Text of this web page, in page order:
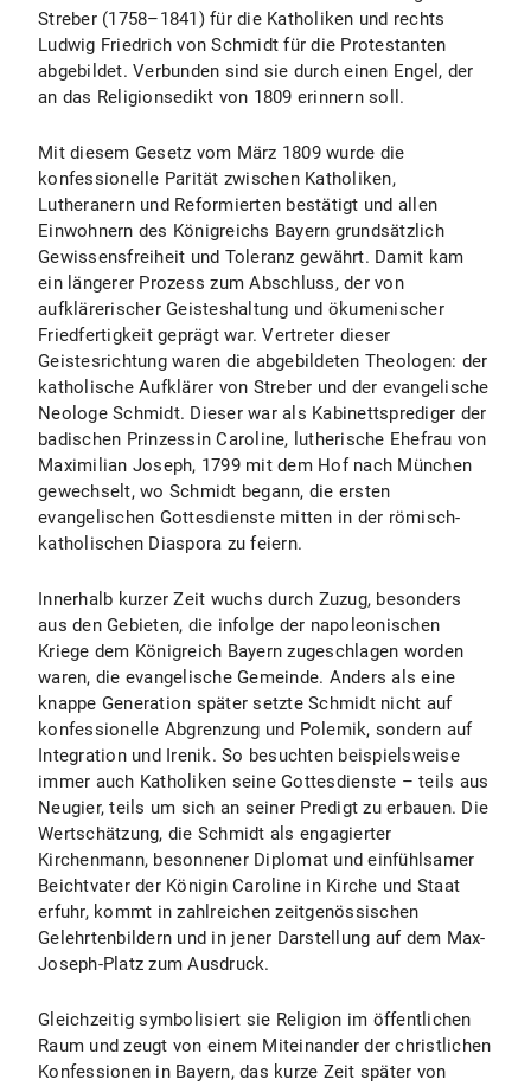
Streber (1758–1841) für die Katholiken und rechts
Ludwig Friedrich von Schmidt für die Protestanten
abgebildet. Verbunden sind sie durch einen Engel, der
an das Religionsedikt von 1809 erinnern soll.
Mit diesem Gesetz vom März 1809 wurde die
konfessionelle Parität zwischen Katholiken,
Lutheranern und Reformierten bestätigt und allen
Einwohnern des Königreichs Bayern grundsätzlich
Gewissensfreiheit und Toleranz gewährt. Damit kam
ein längerer Prozess zum Abschluss, der von
aufklärerischer Geisteshaltung und ökumenischer
Friedfertigkeit geprägt war. Vertreter dieser
Geistesrichtung waren die abgebildeten Theologen: der
katholische Aufklärer von Streber und der evangelische
Neologe Schmidt. Dieser war als Kabinettsprediger der
badischen Prinzessin Caroline, lutherische Ehefrau von
Maximilian Joseph, 1799 mit dem Hof nach München
gewechselt, wo Schmidt begann, die ersten
evangelischen Gottesdienste mitten in der römisch-
katholischen Diaspora zu feiern.
Innerhalb kurzer Zeit wuchs durch Zuzug, besonders
aus den Gebieten, die infolge der napoleonischen
Kriege dem Königreich Bayern zugeschlagen worden
waren, die evangelische Gemeinde. Anders als eine
knappe Generation später setzte Schmidt nicht auf
konfessionelle Abgrenzung und Polemik, sondern auf
Integration und Irenik. So besuchten beispielsweise
immer auch Katholiken seine Gottesdienste – teils aus
Neugier, teils um sich an seiner Predigt zu erbauen. Die
Wertschätzung, die Schmidt als engagierter
Kirchenmann, besonnener Diplomat und einfühlsamer
Beichtvater der Königin Caroline in Kirche und Staat
erfuhr, kommt in zahlreichen zeitgenössischen
Gelehrtenbildern und in jener Darstellung auf dem Max-
Joseph-Platz zum Ausdruck.
Gleichzeitig symbolisiert sie Religion im öffentlichen
Raum und zeugt von einem Miteinander der christlichen
Konfessionen in Bayern, das kurze Zeit später von